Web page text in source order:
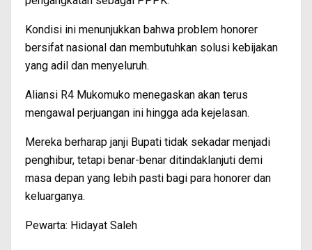
Kondisi ini menunjukkan bahwa problem honorer
bersifat nasional dan membutuhkan solusi kebijakan
yang adil dan menyeluruh.
Aliansi R4 Mukomuko menegaskan akan terus
mengawal perjuangan ini hingga ada kejelasan.
Mereka berharap janji Bupati tidak sekadar menjadi
penghibur, tetapi benar-benar ditindaklanjuti demi
masa depan yang lebih pasti bagi para honorer dan
keluarganya.
Pewarta: Hidayat Saleh